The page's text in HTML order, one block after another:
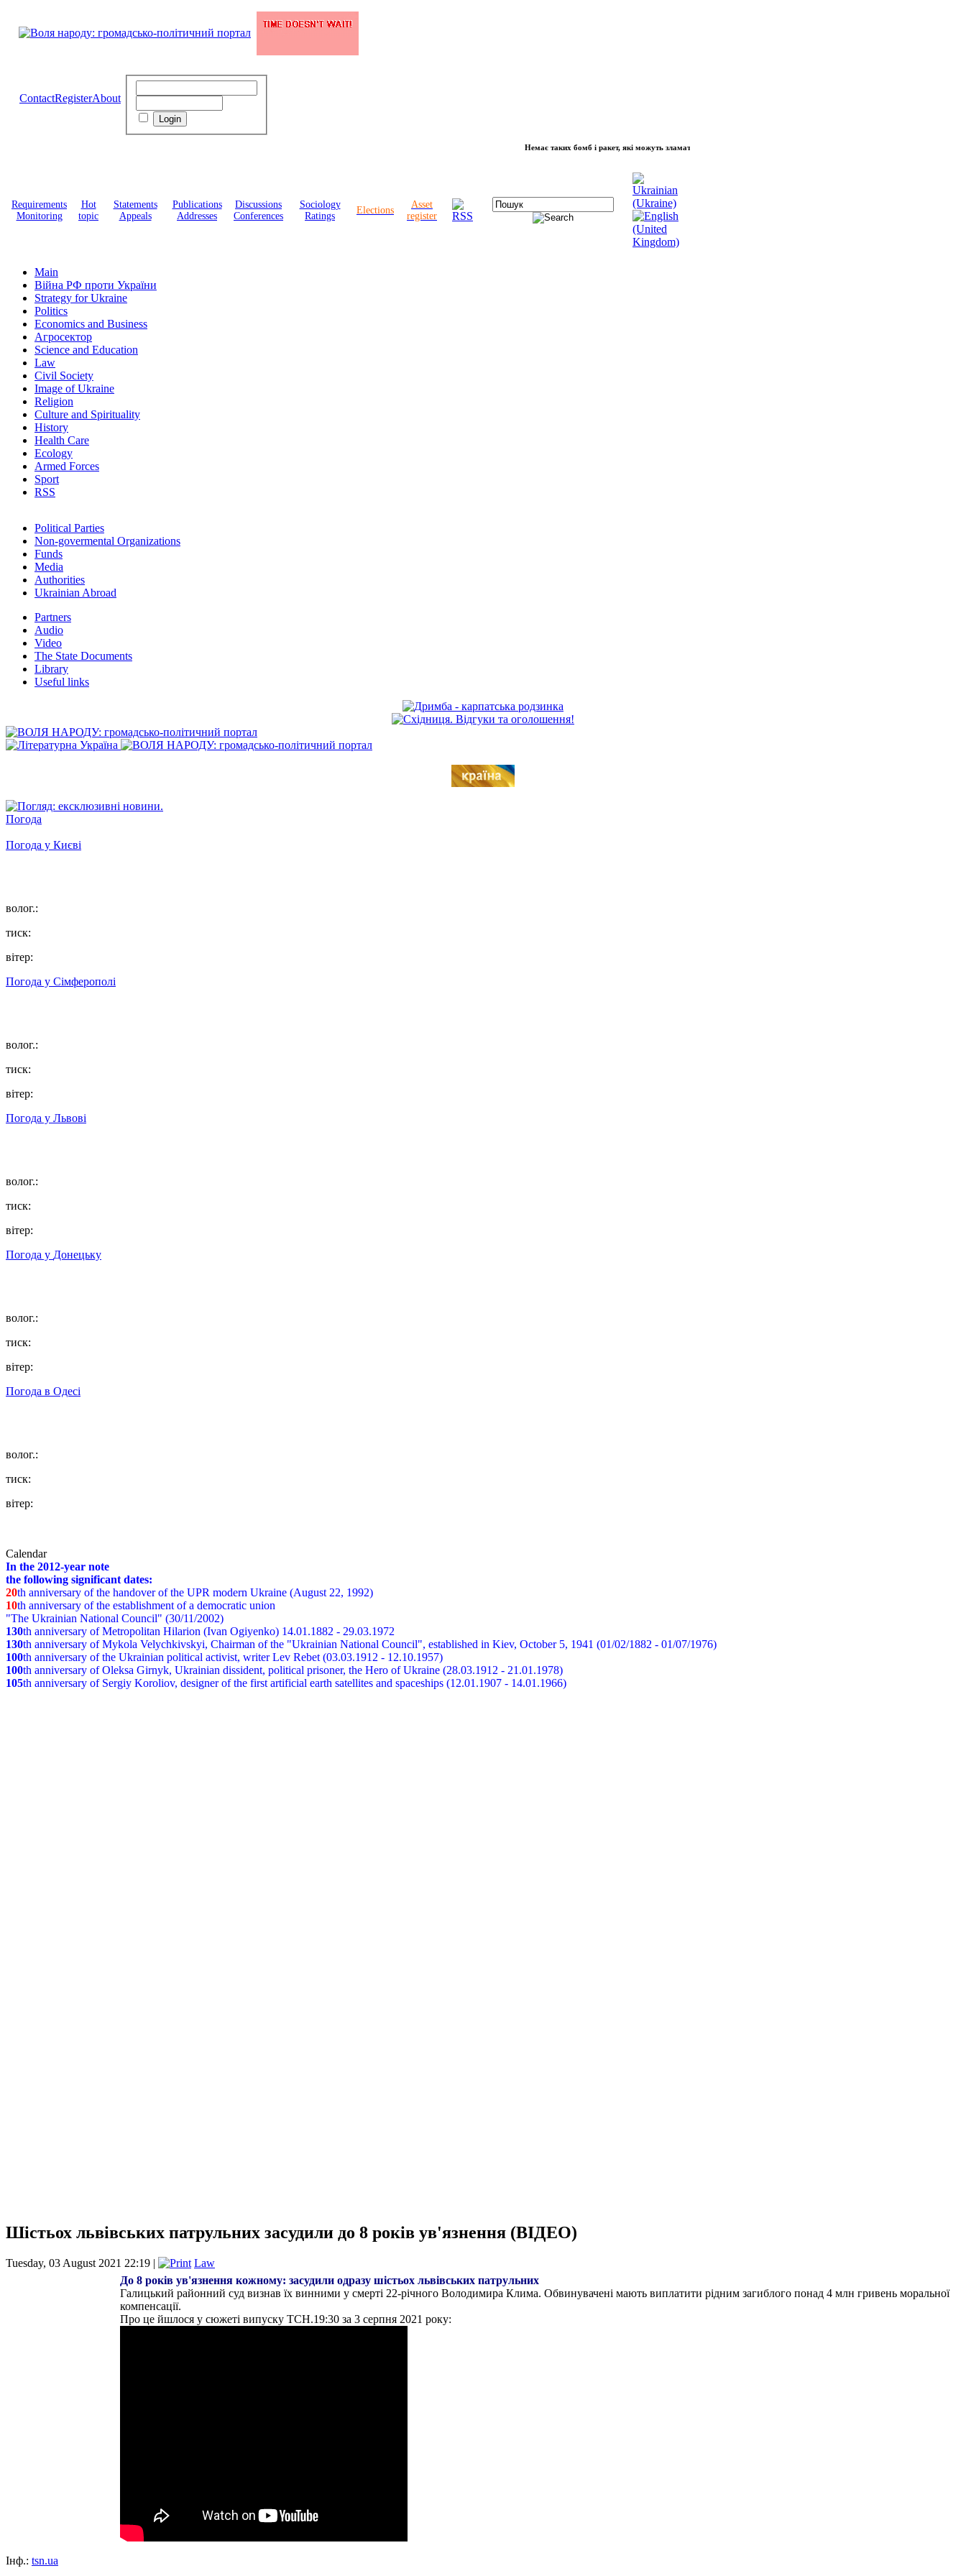
ContactRegisterAbout
Немає таких бомб і ракет, які можуть зламати волю народу, - Президент України Володимир Зеленський
Requirements
Monitoring
Hot
topic
Statements
Appeals
Publications
Addresses
Discussions
Conferences
Sociology
Ratings
Elections
Asset
register
Main
Війна РФ проти України
Strategy for Ukraine
Politics
Economics and Business
Агросектор
Science and Education
Law
Civil Society
Image of Ukraine
Religion
Culture and Spirituality
History
Health Care
Ecology
Armed Forces
Sport
RSS
Political Parties
Non-govermental Organizations
Funds
Мedia
Authorities
Ukrainian Abroad
Partners
Audio
Video
The State Documents
Library
Useful links
Погода
Погода у Києві
волог.:
тиск:
вітер:
Погода у Сімферополі
волог.:
тиск:
вітер:
Погода у Львові
волог.:
тиск:
вітер:
Погода у Донецьку
волог.:
тиск:
вітер:
Погода в Одесі
волог.:
тиск:
вітер:
Calendar
In the 2012-year note
the following significant dates:
20th anniversary of the handover of the UPR modern Ukraine (August 22, 1992)
10th anniversary of the establishment of a democratic union
"The Ukrainian National Council" (30/11/2002)
130th anniversary of Metropolitan Hilarion (Ivan Ogiyenko) 14.01.1882 - 29.03.1972
130th anniversary of Mykola Velychkivskyi, Chairman of the "Ukrainian National Council", established in Kiev, October 5, 1941 (01/02/1882 - 01/07/1976)
100th anniversary of the Ukrainian political activist, writer Lev Rebet (03.03.1912 - 12.10.1957)
100th anniversary of Oleksa Girnyk, Ukrainian dissident, political prisoner, the Hero of Ukraine (28.03.1912 - 21.01.1978)
105th anniversary of Sergiy Koroliov, designer of the first artificial earth satellites and spaceships (12.01.1907 - 14.01.1966)
Шістьох львівських патрульних засудили до 8 років ув'язнення (ВІДЕО)
Tuesday, 03 August 2021 22:19 |
Law
До 8 років ув'язнення кожному: засудили одразу шістьох львівських патрульних
Галицький районний суд визнав їх винними у смерті 22-річного Володимира Клима. Обвинувачені мають виплатити рідним загиблого понад 4 млн гривень моральної
компенсації.
Про це йшлося у сюжеті випуску ТСН.19:30 за 3 серпня 2021 року:
Інф.: tsn.ua